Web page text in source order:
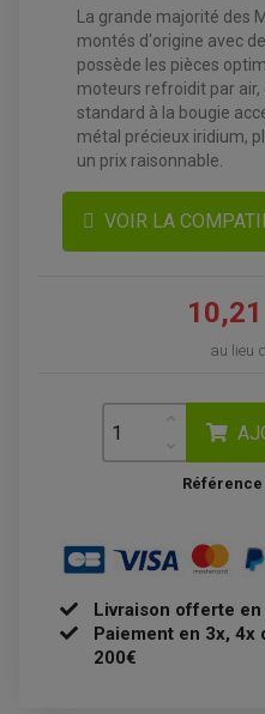
BAGAGERIE SOUPLE
ACCESSOIRE GPS,
SELLE CONFORT
SUPPORT TOP CASE
ACCESSOIRES QUAD
ACCESSOIRES ANODISES
POIGNÉE QUAD
PROTÈGE-MAINS
PONTETS / REHAUSSES
REPOSE PIED QUAD
COFFRE / TOP CASE QUAD
TREUIL ET ATTELAGE
ÉCHAPPEMENT
ÉCHAPPEMENT QUAD
ACCESSOIRES
PLAQUE PHARE
DÉMARREUR
CONDENSATEUR
BOBINE D'ALLUMAGE
COUPE-CONTACT
La grande majorité des
montés d'origine avec
possède les pièces
moteurs refroidit par air,
standard à la bougie
métal précieux iridium,
un prix raisonnable.
VOIR LA
au lieu
Référence
Livraison offerte
Paiement en 3x, 4x
200€